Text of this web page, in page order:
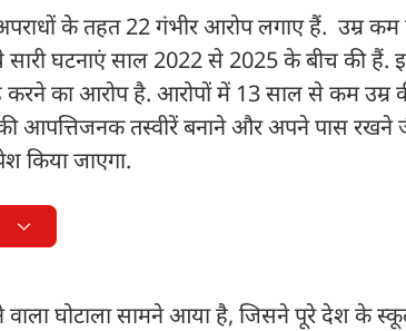
के तहत 22 गंभीर आरोप लगाए हैं. उम्र कम
घटनाएं साल 2022 से 2025 के बीच की हैं.
का आरोप है. आरोपों में 13 साल से कम उम्र
आपत्तिजनक तस्वीरें बनाने और अपने पास रखने
किया जाएगा.
वाला घोटाला सामने आया है, जिसने पूरे देश के